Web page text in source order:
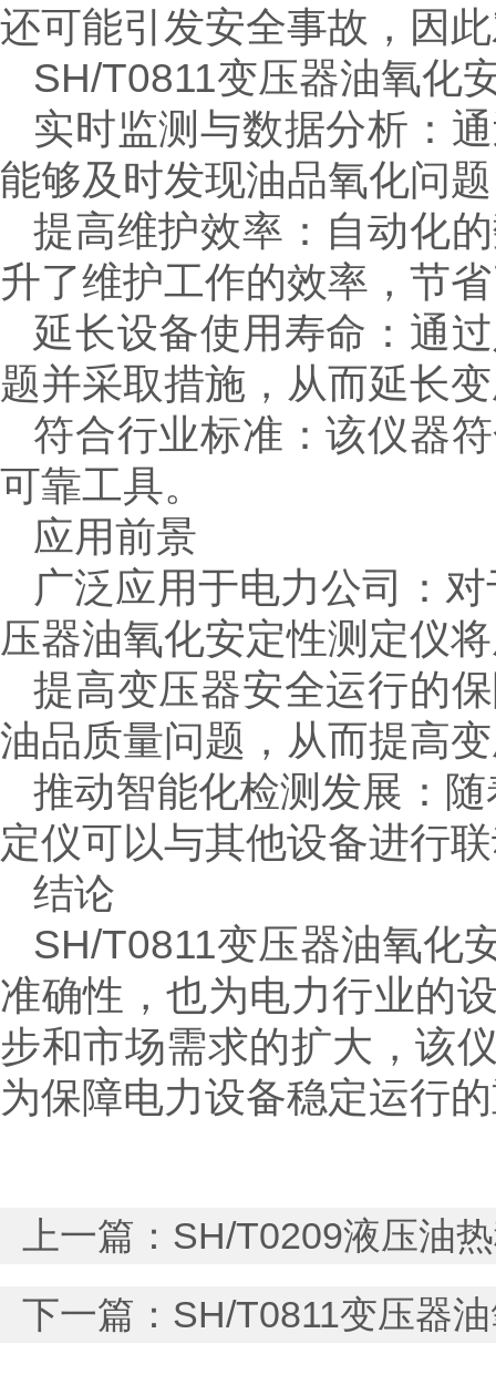
还可能引发安全事故，因
SH/T0811变压器油氧化
实时监测与数据分析：
能够及时发现油品氧化问
提高维护效率：自动化
升了维护工作的效率，节
延长设备使用寿命：通
题并采取措施，从而延长
符合行业标准：该仪器
可靠工具。
应用前景
广泛应用于电力公司：
压器油氧化安定性测定仪
提高变压器安全运行的
油品质量问题，从而提高
推动智能化检测发展：
定仪可以与其他设备进行
结论
SH/T0811变压器油氧化
准确性，也为电力行业的
步和市场需求的扩大，该
为保障电力设备稳定运行
上一篇： SH/T0209液压油
下一篇： SH/T0811变压器